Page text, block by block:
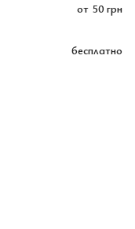
от 50 грн
бесплатно